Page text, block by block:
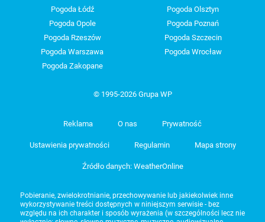
Pogoda Łódź
Pogoda Olsztyn
Pogoda Opole
Pogoda Poznań
Pogoda Rzeszów
Pogoda Szczecin
Pogoda Warszawa
Pogoda Wrocław
Pogoda Zakopane
© 1995-2026 Grupa WP
Reklama O nas Prywatność
Ustawienia prywatności Regulamin Mapa strony
Źródło danych: WeatherOnline
Pobieranie, zwielokrotnianie, przechowywanie lub jakiekolwiek inne
wykorzystywanie treści dostępnych w niniejszym serwisie - bez
względu na ich charakter i sposób wyrażenia (w szczególności lecz nie